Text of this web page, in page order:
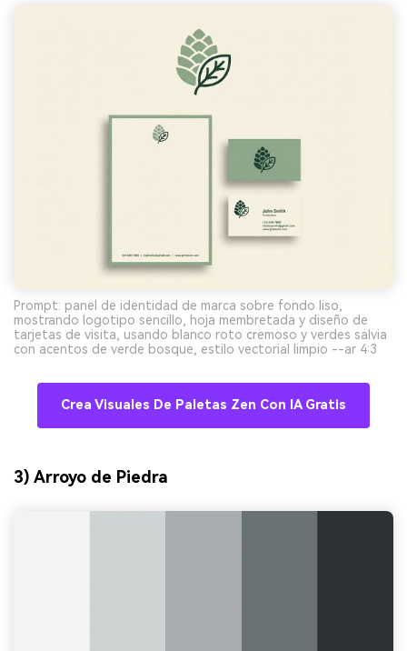
Prompt: panel de identidad de marca sobre fondo liso,
mostrando logotipo sencillo, hoja membretada y diseño de
tarjetas de visita, usando blanco roto cremoso y verdes salvia
con acentos de verde bosque, estilo vectorial limpio --ar 4:3
Crea Visuales De Paletas Zen Con IA Gratis
3) Arroyo de Piedra